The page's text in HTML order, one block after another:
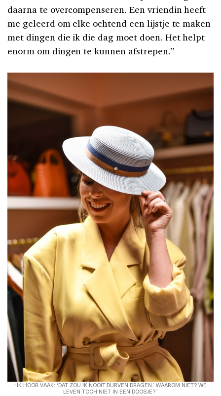
daarna te overcompenseren. Een vriendin heeft
me geleerd om elke ochtend een lijstje te maken
met dingen die ik die dag moet doen. Het helpt
enorm om dingen te kunnen afstrepen.”
“IK HOOR VAAK: ‘DAT ZOU IK NOOIT DURVEN DRAGEN.’ WAAROM NIET? WE
LEVEN TOCH NIET IN EEN DOOSJE?”